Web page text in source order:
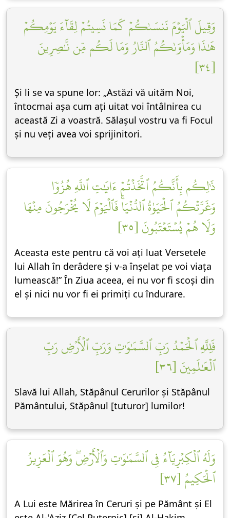
وَقِيلَ ٱلۡيَوۡمَ نَنسَىٰكُمۡ كَمَا نَسِيتُمۡ لِقَآءَ يَوۡمِكُمۡ
هَٰذَا وَمَأۡوَىٰكُمُ ٱلنَّارُ وَمَا لَكُم مِّن نَّٰصِرِينَ
[٣٤]
Și li se va spune lor: „Astăzi vă uităm Noi,
întocmai așa cum ați uitat voi întâlnirea cu
această Zi a voastră. Sălașul vostru va fi Focul
și nu veți avea voi sprijinitori.
ذَٰلِكُم بِأَنَّكُمُ ٱتَّخَذۡتُمۡ ءَايَٰتِ ٱللَّهِ هُزُوٗا
وَغَرَّتۡكُمُ ٱلۡحَيَوٰةُ ٱلدُّنۡيَاۚ فَٱلۡيَوۡمَ لَا يُخۡرَجُونَ مِنۡهَا
وَلَا هُمۡ يُسۡتَعۡتَبُونَ [٣٥]
Aceasta este pentru că voi ați luat Versetele
lui Allah în derâdere și v-a înșelat pe voi viața
lumească!” În Ziua aceea, ei nu vor fi scoși din
el și nici nu vor fi ei primiți cu îndurare.
فَلِلَّهِ ٱلۡحَمۡدُ رَبِّ ٱلسَّمَٰوَٰتِ وَرَبِّ ٱلۡأَرۡضِ رَبِّ
ٱلۡعَٰلَمِينَ [٣٦]
Slavă lui Allah, Stăpânul Cerurilor și Stăpânul
Pământului, Stăpânul [tuturor] lumilor!
وَلَهُ ٱلۡكِبۡرِيَآءُ فِي ٱلسَّمَٰوَٰتِ وَٱلۡأَرۡضِۖ وَهُوَ ٱلۡعَزِيزُ
ٱلۡحَكِيمُ [٣٧]
A Lui este Mărirea în Ceruri și pe Pământ și El